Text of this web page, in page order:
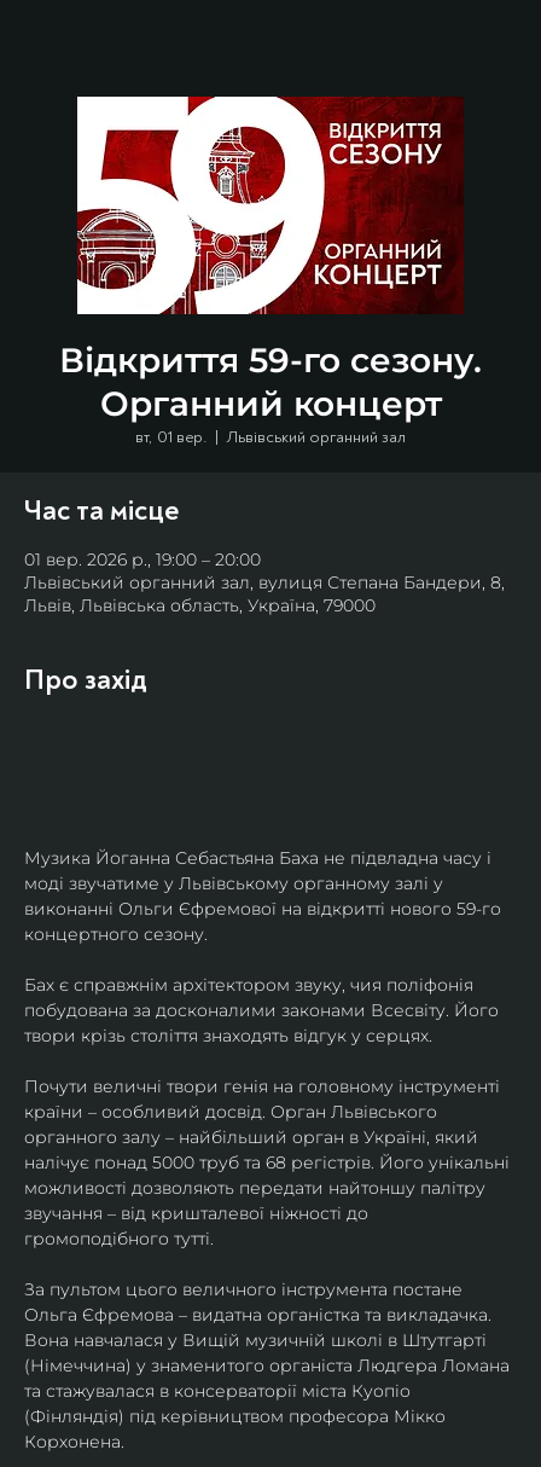
Відкриття 59-го сезону.
Органний концерт
вт, 01 вер.
  |
Львівський органний зал
Час та місце
01 вер. 2026 р., 19:00 – 20:00
Львівський органний зал, вулиця Степана Бандери, 8,
Львів, Львівська область, Україна, 79000
Про захід
Музика Йоганна Себастьяна Баха не підвладна часу і
моді звучатиме у Львівському органному залі у
виконанні Ольги Єфремової на відкритті нового 59-го
концертного сезону.
Бах є справжнім архітектором звуку, чия поліфонія
побудована за досконалими законами Всесвіту. Його
твори крізь століття знаходять відгук у серцях.
Почути величні твори генія на головному інструменті
країни – особливий досвід. Орган Львівського
органного залу – найбільший орган в Україні, який
налічує понад 5000 труб та 68 регістрів. Його унікальні
можливості дозволяють передати найтоншу палітру
звучання – від кришталевої ніжності до
громоподібного тутті.
За пультом цього величного інструмента постане
Ольга Єфремова – видатна органістка та викладачка.
Вона навчалася у Вищій музичній школі в Штутгарті
(Німеччина) у знаменитого органіста Людгера Ломана
та стажувалася в консерваторії міста Куопіо
(Фінляндія) під керівництвом професора Мікко
Корхонена.